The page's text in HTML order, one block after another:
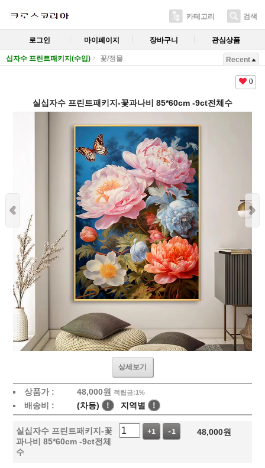
카테고리 검색
로그인 마이페이지 장바구니 관심상품
십자수 프린트패키지(수입) 꽃/정물 Recent
0
실십자수 프린트패키지-꽃과나비 85*60cm -9ct전체수
상세보기
상품가 : 48,000원 적립금:1%
배송비 : (차등) ! 지역별 !
실십자수 프린트패키지-꽃
과나비 85*60cm -9ct전체
수
+1 -1 48,000원